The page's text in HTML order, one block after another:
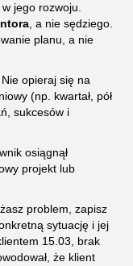
jego rozwoju.
, a nie sędziego.
planu, a nie
Nie opieraj się na
(np. kwartał, pół
sukcesów i
osiągnął
projekt lub
problem, zapisz
sytuację i jej
15.03, brak
że klient